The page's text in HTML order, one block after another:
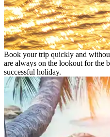
Book your trip quickly and
are always on the lookout for the
successful holiday.